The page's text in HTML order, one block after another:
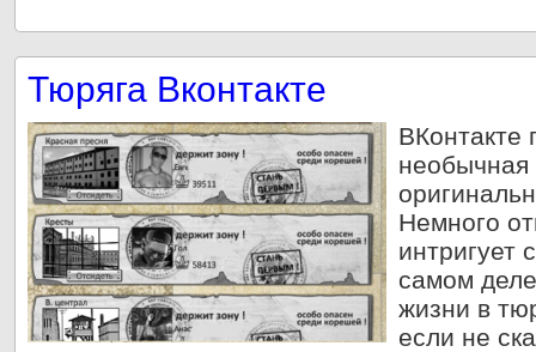
Тюряга Вконтакте
ВКонтакте
необычная
Немного
интригует
самом
жизни в
если не